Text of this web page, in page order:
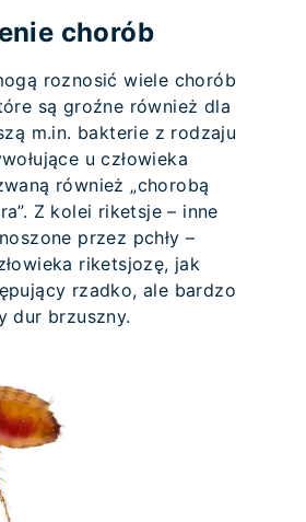
chorób
roznosić wiele chorób
są groźne również dla
m.in. bakterie z rodzaju
u człowieka
również „chorobą
Z kolei riketsje – inne
przez pchły –
riketsjozę, jak
rzadko, ale bardzo
dur brzuszny.